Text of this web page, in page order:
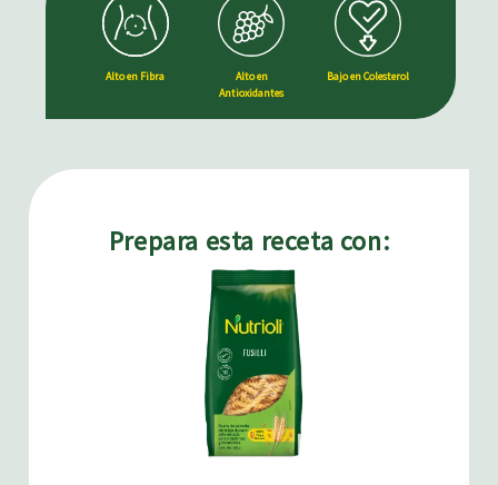
Alto en Fibra
Alto en
Antioxidantes
Bajo en Colesterol
Prepara esta receta con: